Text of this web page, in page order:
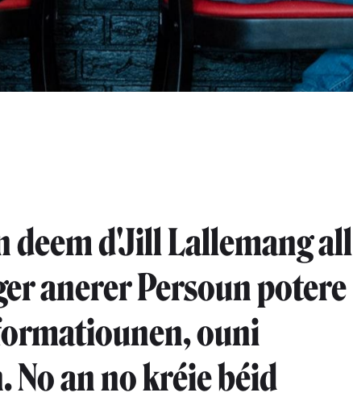
deem d'Jill Lallemang all
anerer Persoun potere
ouni
an no kréie béid